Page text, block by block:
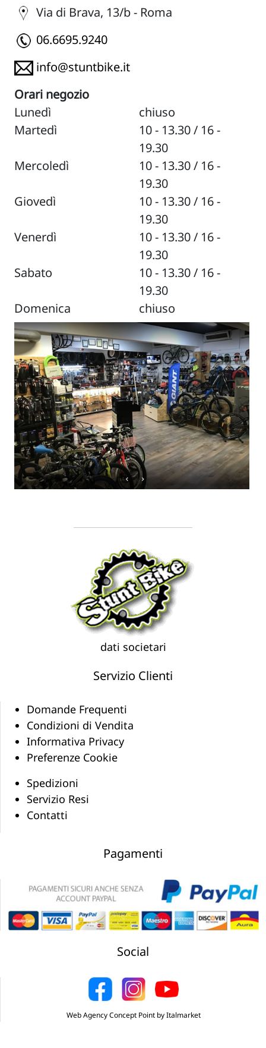
Via di Brava, 13/b - Roma
06.6695.9240
info@stuntbike.it
Orari negozio
Lunedì
chiuso
Martedì
10 - 13.30 / 16 -
19.30
Mercoledì
10 - 13.30 / 16 -
19.30
Giovedì
10 - 13.30 / 16 -
19.30
Venerdì
10 - 13.30 / 16 -
19.30
Sabato
10 - 13.30 / 16 -
19.30
Domenica
chiuso
dati societari
Servizio Clienti
Domande Frequenti
Condizioni di Vendita
Informativa Privacy
Preferenze Cookie
Spedizioni
Servizio Resi
Contatti
Pagamenti
Social
Web Agency Concept Point by Italmarket